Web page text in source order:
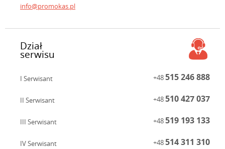
info@promokas.pl
Dział
serwisu
I Serwisant +48515 246 888
II Serwisant +48510 427 037
III Serwisant +48519 193 133
IV Serwisant +48514 311 310